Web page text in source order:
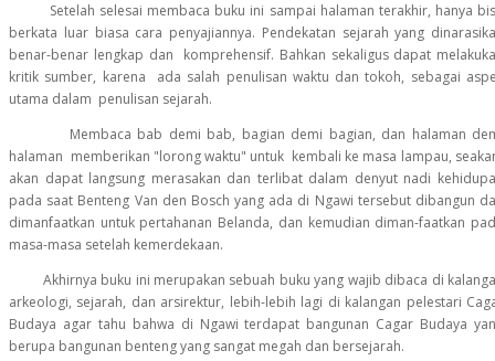
Setelah selesai membaca buku ini sampai halaman terakhir, hanya
berkata luar biasa cara penyajiannya. Pendekatan sejarah yang
benar-benar lengkap dan komprehensif. Bahkan sekaligus dapat
kritik sumber, karena ada salah penulisan waktu dan tokoh, sebagai
utama dalam penulisan sejarah.
Membaca bab demi bab, bagian demi bagian, dan halaman
halaman memberikan "lorong waktu" untuk kembali ke masa lampau,
akan dapat langsung merasakan dan terlibat dalam denyut nadi
pada saat Benteng Van den Bosch yang ada di Ngawi tersebut dibangun
dimanfaatkan untuk pertahanan Belanda, dan kemudian diman-faatkan
masa-masa setelah kemerdekaan.
Akhirnya buku ini merupakan sebuah buku yang wajib dibaca di
arkeologi, sejarah, dan arsirektur, lebih-lebih lagi di kalangan pelestari
Budaya agar tahu bahwa di Ngawi terdapat bangunan Cagar Budaya
berupa bangunan benteng yang sangat megah dan bersejarah.